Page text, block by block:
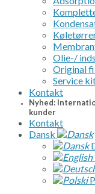
Olie-/
Original
Service
Kontakt
Nyhed:
kunder
Kontakt
Dansk